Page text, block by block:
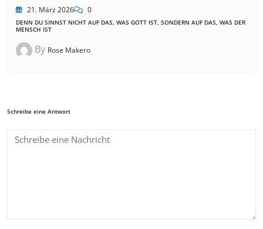
21. März 2026 0
DENN DU SINNST NICHT AUF DAS, WAS GOTT IST, SONDERN AUF DAS, WAS DER
MENSCH IST
By Rose Makero
Schreibe eine Antwort